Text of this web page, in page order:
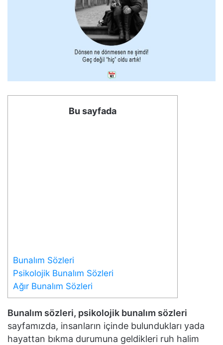
Bu sayfada
Bunalım Sözleri
Psikolojik Bunalım Sözleri
Ağır Bunalım Sözleri
Bunalım sözleri, psikolojik bunalım sözleri
sayfamızda, insanların içinde bulundukları yada
hayattan bıkma durumuna geldikleri ruh halim